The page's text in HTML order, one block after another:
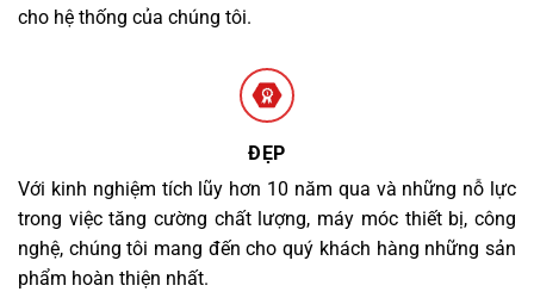
cho hệ thống của chúng tôi.
ĐẸP
Với kinh nghiệm tích lũy hơn 10 năm qua và những nỗ lực
trong việc tăng cường chất lượng, máy móc thiết bị, công
nghệ, chúng tôi mang đến cho quý khách hàng những sản
phẩm hoàn thiện nhất.